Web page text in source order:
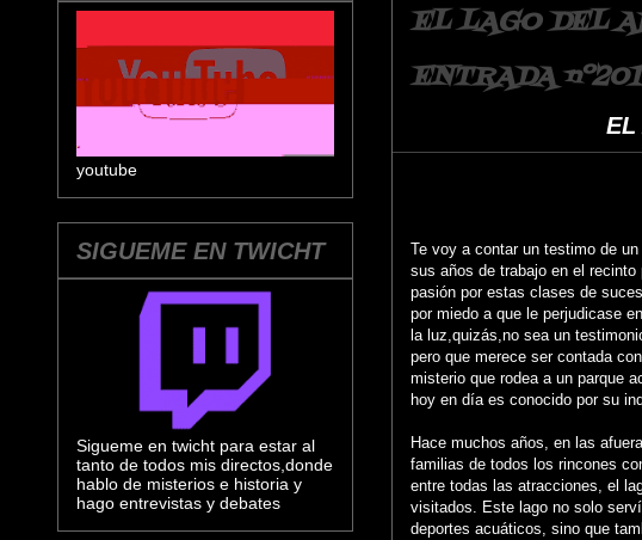
EL LAGO DEL
ENTRADA nº201
EL
Te voy a contar un testimo de
sus años de trabajo en el
pasión por estas clases de
por miedo a que le perjudicase
la luz,quizás,no sea un
pero que merece ser contada
misterio que rodea a un parque
hoy en día es conocido por su
Hace muchos años, en las
familias de todos los rincones
entre todas las atracciones, el
visitados. Este lago no solo
deportes acuáticos, sino que
youtube
SIGUEME EN TWICHT
Sigueme en twicht para estar al
tanto de todos mis directos,donde
hablo de misterios e historia y
hago entrevistas y debates